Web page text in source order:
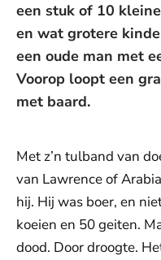
een stuk of 10
en wat grotere
een oude man met
Voorop loopt een
met baard.
Met z’n tulband van
van Lawrence of
hij. Hij was boer, en
koeien en 50 geiten.
dood. Door droogte.